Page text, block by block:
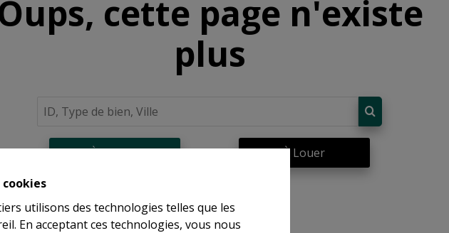
cookies
utilisons des technologies telles que les
En acceptant ces technologies, vous nous
cette page n'existe
plus
À Vendre À Louer